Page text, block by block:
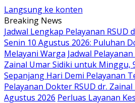
Langsung ke konten
Breaking News
Jadwal Lengkap Pelayanan RSUD
Senin 10 Agustus 2026: Puluhan
Melayani Warga Jadwal
Zainal Umar Sidiki untuk Minggu,
Sepanjang Hari Demi Pelayanan
Pelayanan Dokter RSUD dr.
Agustus 2026 Perluas Layanan